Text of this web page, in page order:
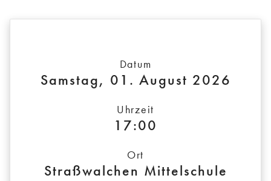
Datum
Samstag, 01. August 2026
Uhrzeit
17:00
Ort
Straßwalchen Mittelschule